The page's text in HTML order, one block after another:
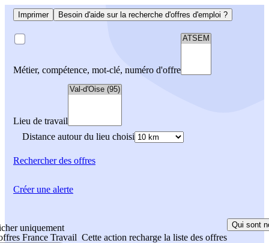
Imprimer Besoin d'aide sur la recherche d'offres d'emploi ?
Métier, compétence, mot-clé, numéro d'offre
Lieu de travail
Distance autour du lieu choisi
Rechercherdes offres
uniquement
France Travail Cette action recharge la liste des offres
Qui sont
Créer une alerte